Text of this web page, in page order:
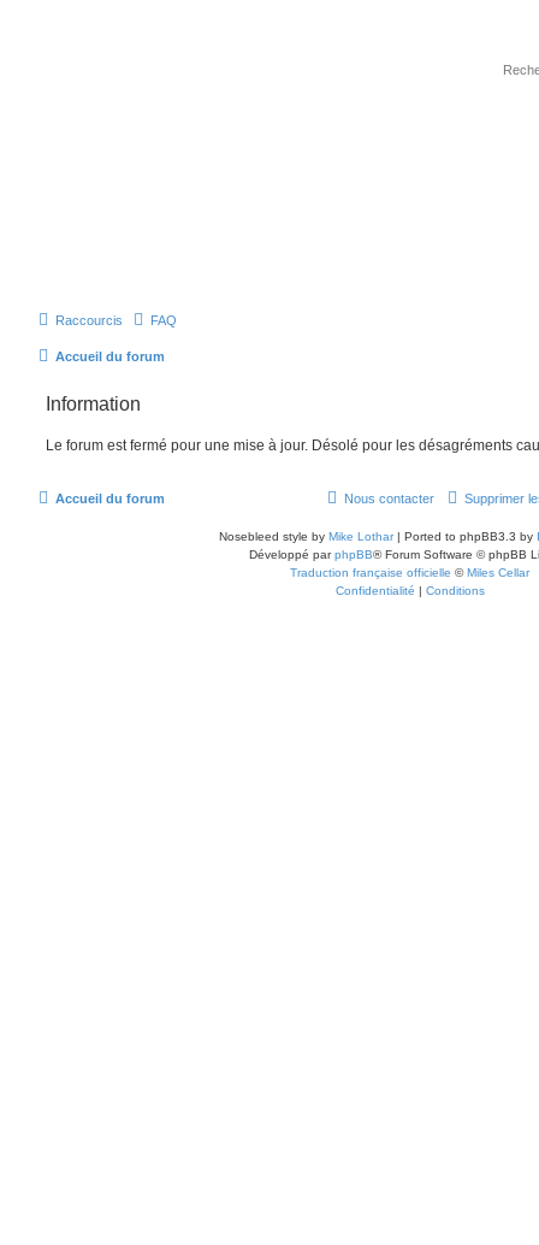
Raccourcis FAQ
Accueil du forum
Information
Le forum est fermé pour une mise à jour. Désolé pour les désagréments
Accueil du forum Supprimer
Nous contacter
Nosebleed style by Mike Lothar| Ported to phpBB3.3 by
Développé parphpBB® Forum Software © phpBB
Traduction française officielle ©Miles Cellar
Confidentialité | Conditions